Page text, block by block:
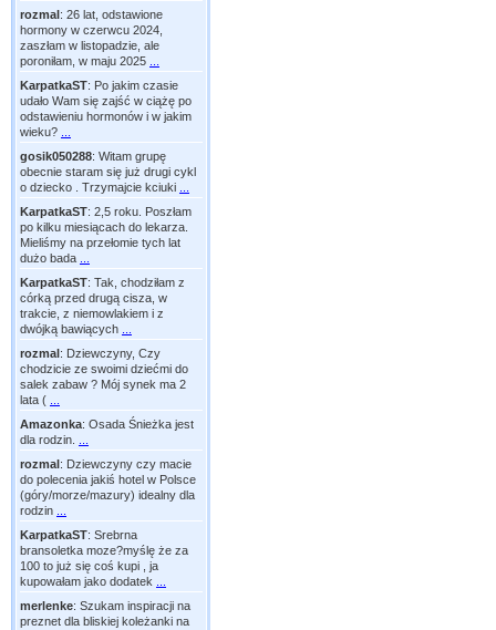
rozmal: 26 lat, odstawione
hormony w czerwcu 2024,
zaszłam w listopadzie, ale
poroniłam, w maju 2025
KarpatkaST: Po jakim czasie
udało Wam się zajść w ciążę po
odstawieniu hormonów i w jakim
wieku?
gosik050288: Witam grupę
obecnie staram się już drugi cykl
o dziecko . Trzymajcie kciuki
KarpatkaST: 2,5 roku. Poszłam
po kilku miesiącach do lekarza.
Mieliśmy na przełomie tych lat
dużo bada
KarpatkaST: Tak, chodziłam z
córką przed drugą cisza, w
trakcie, z niemowlakiem i z
dwójką bawiących
rozmal: Dziewczyny, Czy
chodzicie ze swoimi dziećmi do
salek zabaw ? Mój synek ma 2
lata (
Amazonka: Osada Śnieżka jest
dla rodzin.
rozmal: Dziewczyny czy macie
do polecenia jakiś hotel w Polsce
(góry/morze/mazury) idealny dla
rodzin
KarpatkaST: Srebrna
bransoletka moze?myślę że za
100 to już się coś kupi , ja
kupowałam jako dodatek
merlenke: Szukam inspiracji na
preznet dla bliskiej koleżanki na